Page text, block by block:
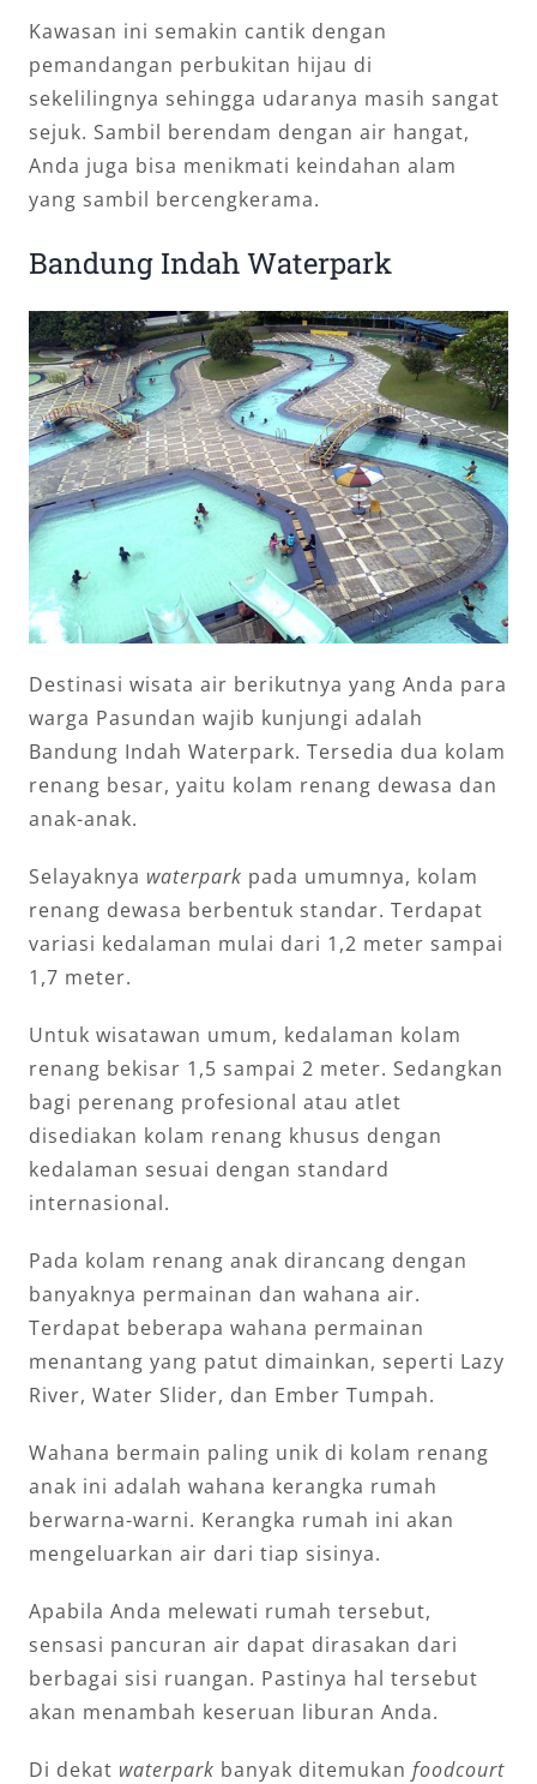
Kawasan ini semakin cantik dengan
pemandangan perbukitan hijau di
sekelilingnya sehingga udaranya masih sangat
sejuk. Sambil berendam dengan air hangat,
Anda juga bisa menikmati keindahan alam
yang sambil bercengkerama.
Bandung Indah Waterpark
Destinasi wisata air berikutnya yang Anda para
warga Pasundan wajib kunjungi adalah
Bandung Indah Waterpark. Tersedia dua kolam
renang besar, yaitu kolam renang dewasa dan
anak-anak.
Selayaknya waterpark pada umumnya, kolam
renang dewasa berbentuk standar. Terdapat
variasi kedalaman mulai dari 1,2 meter sampai
1,7 meter.
Untuk wisatawan umum, kedalaman kolam
renang bekisar 1,5 sampai 2 meter. Sedangkan
bagi perenang profesional atau atlet
disediakan kolam renang khusus dengan
kedalaman sesuai dengan standard
internasional.
Pada kolam renang anak dirancang dengan
banyaknya permainan dan wahana air.
Terdapat beberapa wahana permainan
menantang yang patut dimainkan, seperti Lazy
River, Water Slider, dan Ember Tumpah.
Wahana bermain paling unik di kolam renang
anak ini adalah wahana kerangka rumah
berwarna-warni. Kerangka rumah ini akan
mengeluarkan air dari tiap sisinya.
Apabila Anda melewati rumah tersebut,
sensasi pancuran air dapat dirasakan dari
berbagai sisi ruangan. Pastinya hal tersebut
akan menambah keseruan liburan Anda.
Di dekat waterpark banyak ditemukan foodcourt